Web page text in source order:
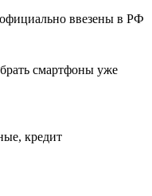
ввезены в РФ
смартфоны уже
кредит